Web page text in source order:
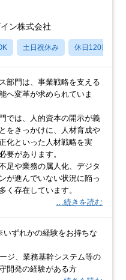
ン株式会社
土日祝休み 休日120日以上
部門は、事業戦略を支える
へ変革が求められていま
では、人的資本の開示が義
をきっかけに、人材育成や
化といった人材戦略を実
要があります。
足や業務の属人化、デジタ
が進んでいない状況に陥っ
く存在しています。
…続きを読む
ずれかの経験をお持ちな
ジ、業務基幹システム等の
開発の経験がある方